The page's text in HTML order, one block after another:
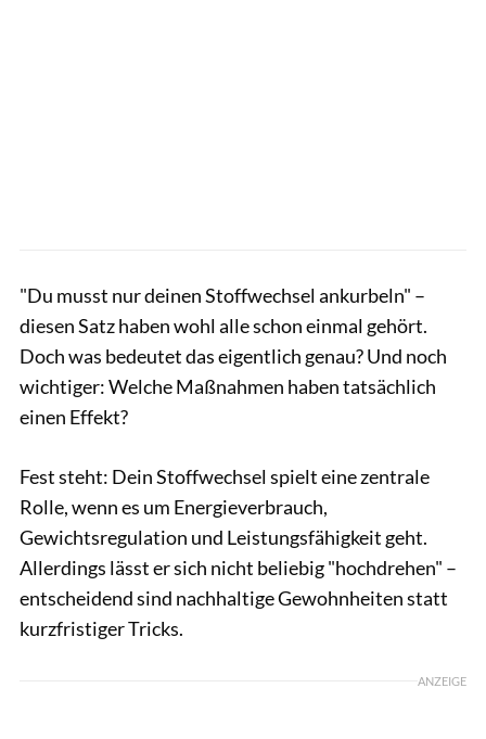
"Du musst nur deinen Stoffwechsel ankurbeln" –
diesen Satz haben wohl alle schon einmal gehört.
Doch was bedeutet das eigentlich genau? Und noch
wichtiger: Welche Maßnahmen haben tatsächlich
einen Effekt?
Fest steht: Dein Stoffwechsel spielt eine zentrale
Rolle, wenn es um Energieverbrauch,
Gewichtsregulation und Leistungsfähigkeit geht.
Allerdings lässt er sich nicht beliebig "hochdrehen" –
entscheidend sind nachhaltige Gewohnheiten statt
kurzfristiger Tricks.
ANZEIGE